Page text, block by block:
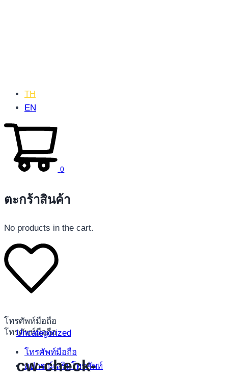
โทรศัพท์มือถือ
โทรศัพท์มือถือ
โทรศัพท์มือถือ
อุปกรณ์เสริมโทรศัพท์
TH
EN
0
ตะกร้าสินค้า
No products in the cart.
Uncategorized
cw-check-